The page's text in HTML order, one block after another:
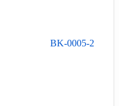
BK-0005-2